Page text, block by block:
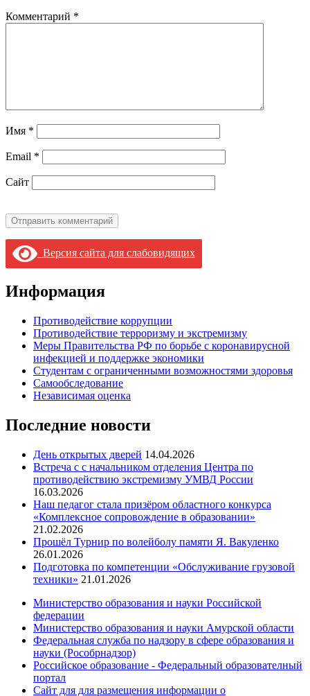
Комментарий *
Имя *
Email *
Сайт
Версия сайта для слабовидящих
Информация
Противодействие коррупции
Противодействие терроризму и экстремизму
Меры Правительства РФ по борьбе с коронавирусной
инфекцией и поддержке экономики
Студентам с ограниченными возможностями здоровья
Самообследование
Независимая оценка
Последние новости
День открытых дверей 14.04.2026
Встреча с с начальником отделения Центра по
противодействию экстремизму УМВД России
16.03.2026
Наш педагог стала призёром областного конкурса
«Комплексное сопровождение в образовании»
21.02.2026
Прошёл Турнир по волейболу памяти Я. Вакуленко
26.01.2026
Подготовка по компетенции «Обслуживание грузовой
техники» 21.01.2026
Министерство образования и науки Российской
федерации
Министерство образования и науки Амурской области
Федеральная служба по надзору в сфере образования и
науки (Рособрнадзор)
Российское образование - Федеральный образователный
портал
Сайт для для размещения информации о